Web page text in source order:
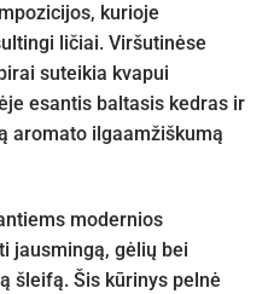
kurioje
ličiai. Viršutinėse
suteikia kvapui
esantis baltasis kedras ir
aromato ilgaamžiškumą
modernios
jausmingą, gėlių bei
šleifą. Šis kūrinys pelnė